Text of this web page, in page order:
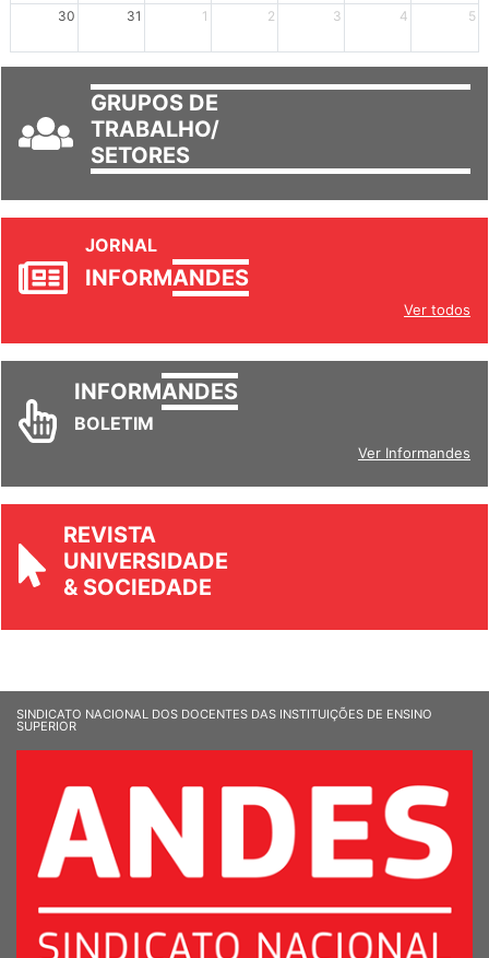
30 31 1 2 3 4 5
GRUPOS DE
TRABALHO/
SETORES
JORNAL
INFORMANDES
Ver todos
INFORMANDES
BOLETIM
Ver Informandes
REVISTA
UNIVERSIDADE
& SOCIEDADE
SINDICATO NACIONAL DOS DOCENTES DAS INSTITUIÇÕES DE ENSINO
SUPERIOR